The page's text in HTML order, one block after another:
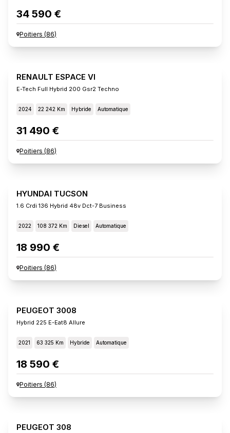
34 590 €
Poitiers (86)
RENAULT ESPACE VI
E-Tech Full Hybrid 200 Gsr2 Techno
2024 22 242 Km Hybride Automatique
31 490 €
Poitiers (86)
HYUNDAI TUCSON
1.6 Crdi 136 Hybrid 48v Dct-7 Business
2022 108 372 Km Diesel Automatique
18 990 €
Poitiers (86)
PEUGEOT 3008
Hybrid 225 E-Eat8 Allure
2021 63 325 Km Hybride Automatique
18 590 €
Poitiers (86)
PEUGEOT 308